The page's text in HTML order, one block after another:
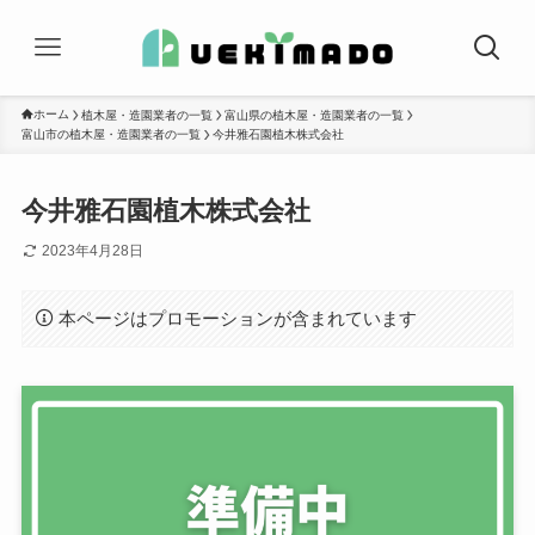
ホーム 植木屋・造園業者の一覧
富山県の植木屋・造園業者の一覧
富山市の植木屋・造園業者の一覧
今井雅石園植木株式会社
今井雅石園植木株式会社
2023年4月28日
本ページはプロモーションが含まれています